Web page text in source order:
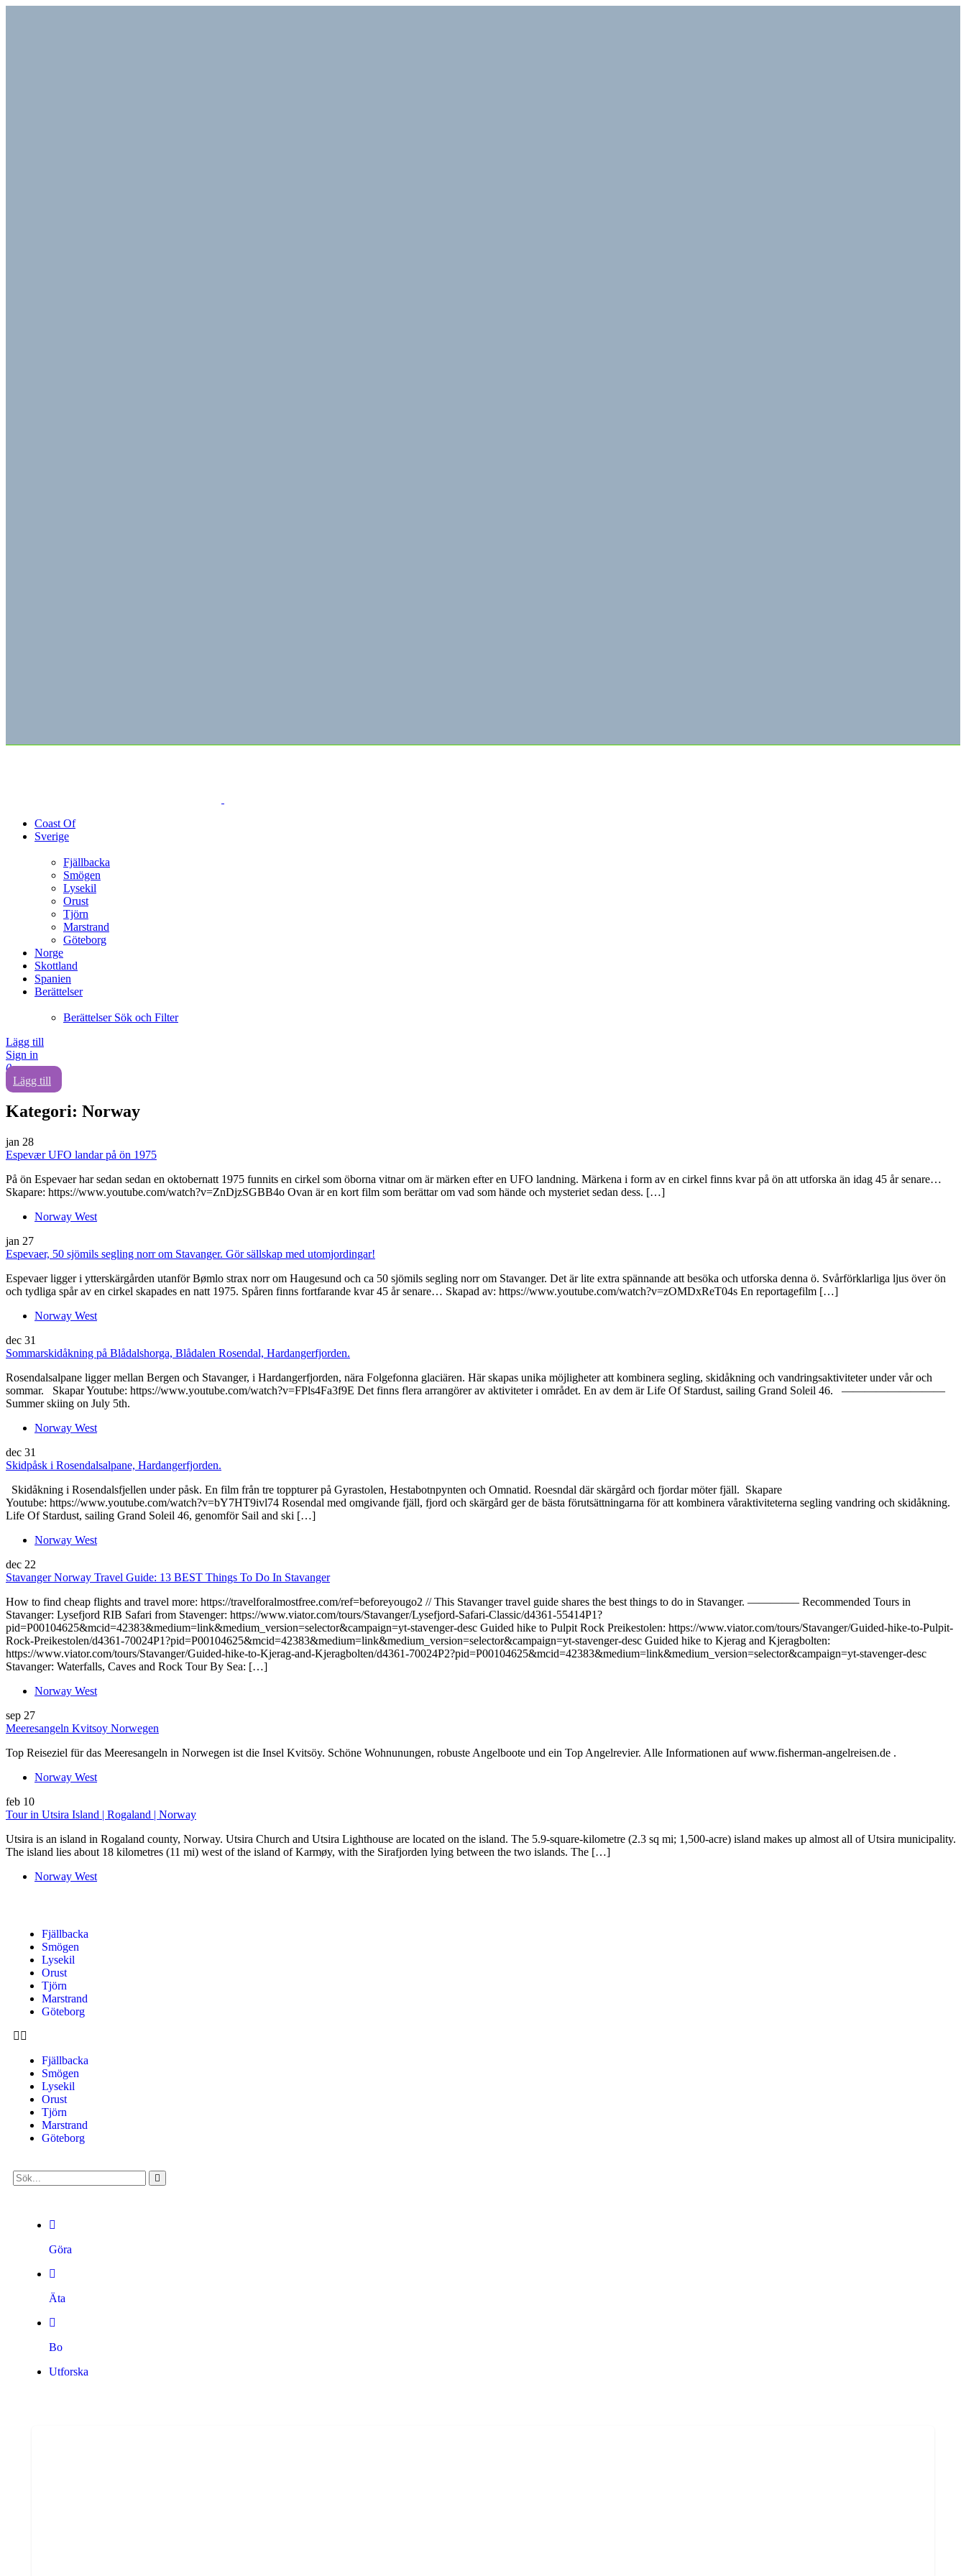
Coast Of
Sverige
Fjällbacka
Smögen
Lysekil
Orust
Tjörn
Marstrand
Göteborg
Norge
Skottland
Spanien
Berättelser
Berättelser Sök och Filter
Lägg till
Sign in
0
Lägg till
Kategori: Norway
jan 28
Espevær UFO landar på ön 1975
På ön Espevaer har sedan sedan en oktobernatt 1975 funnits en cirkel som öborna vitnar om är märken efter en UFO landning. Märkena i form av en cirkel finns kvar på ön att utforska än idag 45 år senare…
Skapare: https://www.youtube.com/watch?v=ZnDjzSGBB4o Ovan är en kort film som berättar om vad som hände och mysteriet sedan dess. […]
Norway West
jan 27
Espevaer, 50 sjömils segling norr om Stavanger. Gör sällskap med utomjordingar!
Espevaer ligger i ytterskärgården utanför Bømlo strax norr om Haugesund och ca 50 sjömils segling norr om Stavanger. Det är lite extra spännande att besöka och utforska denna ö. Svårförklarliga ljus över ön
och tydliga spår av en cirkel skapades en natt 1975. Spåren finns fortfarande kvar 45 år senare… Skapad av: https://www.youtube.com/watch?v=zOMDxReT04s En reportagefilm […]
Norway West
dec 31
Sommarskidåkning på Blådalshorga, Blådalen Rosendal, Hardangerfjorden.
Rosendalsalpane ligger mellan Bergen och Stavanger, i Hardangerfjorden, nära Folgefonna glaciären. Här skapas unika möjligheter att kombinera segling, skidåkning och vandringsaktiviteter under vår och
sommar. Skapar Youtube: https://www.youtube.com/watch?v=FPls4Fa3f9E Det finns flera arrangörer av aktiviteter i området. En av dem är Life Of Stardust, sailing Grand Soleil 46. —————————
Summer skiing on July 5th.
Norway West
dec 31
Skidpåsk i Rosendalsalpane, Hardangerfjorden.
Skidåkning i Rosendalsfjellen under påsk. En film från tre toppturer på Gyrastolen, Hestabotnpynten och Omnatid. Roesndal där skärgård och fjordar möter fjäll. Skapare
Youtube: https://www.youtube.com/watch?v=bY7HT9ivl74 Rosendal med omgivande fjäll, fjord och skärgård ger de bästa förutsättningarna för att kombinera våraktiviteterna segling vandring och skidåkning.
Life Of Stardust, sailing Grand Soleil 46, genomför Sail and ski […]
Norway West
dec 22
Stavanger Norway Travel Guide: 13 BEST Things To Do In Stavanger
How to find cheap flights and travel more: https://travelforalmostfree.com/ref=beforeyougo2 // This Stavanger travel guide shares the best things to do in Stavanger. ————– Recommended Tours in
Stavanger: Lysefjord RIB Safari from Stavenger: https://www.viator.com/tours/Stavanger/Lysefjord-Safari-Classic/d4361-55414P1?
pid=P00104625&mcid=42383&medium=link&medium_version=selector&campaign=yt-stavenger-desc Guided hike to Pulpit Rock Preikestolen: https://www.viator.com/tours/Stavanger/Guided-hike-to-Pulpit-
Rock-Preikestolen/d4361-70024P1?pid=P00104625&mcid=42383&medium=link&medium_version=selector&campaign=yt-stavenger-desc Guided hike to Kjerag and Kjeragbolten:
https://www.viator.com/tours/Stavanger/Guided-hike-to-Kjerag-and-Kjeragbolten/d4361-70024P2?pid=P00104625&mcid=42383&medium=link&medium_version=selector&campaign=yt-stavenger-desc
Stavanger: Waterfalls, Caves and Rock Tour By Sea: […]
Norway West
sep 27
Meeresangeln Kvitsoy Norwegen
Top Reiseziel für das Meeresangeln in Norwegen ist die Insel Kvitsöy. Schöne Wohnunungen, robuste Angelboote und ein Top Angelrevier. Alle Informationen auf www.fisherman-angelreisen.de .
Norway West
feb 10
Tour in Utsira Island | Rogaland | Norway
Utsira is an island in Rogaland county, Norway. Utsira Church and Utsira Lighthouse are located on the island. The 5.9-square-kilometre (2.3 sq mi; 1,500-acre) island makes up almost all of Utsira municipality.
The island lies about 18 kilometres (11 mi) west of the island of Karmøy, with the Sirafjorden lying between the two islands. The […]
Norway West
Fjällbacka
Smögen
Lysekil
Orust
Tjörn
Marstrand
Göteborg
Fjällbacka
Smögen
Lysekil
Orust
Tjörn
Marstrand
Göteborg
Göra
Äta
Bo
Utforska